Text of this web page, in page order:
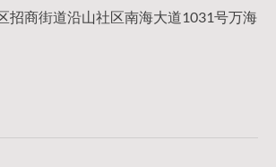
招商街道沿山社区南海大道1031号万海